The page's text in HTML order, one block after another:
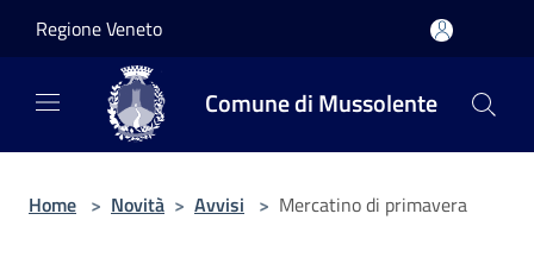
Regione Veneto
Comune di Mussolente
Home > Novità > Avvisi > Mercatino di primavera